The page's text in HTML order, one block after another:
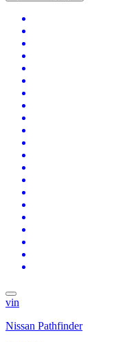
vin
Nissan Pathfinder